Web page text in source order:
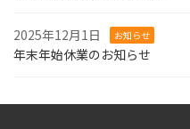
2025年12月1日 お知らせ
年末年始休業のお知らせ